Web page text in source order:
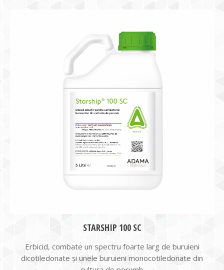
STARSHIP 100 SC
Erbicid, combate un spectru foarte larg de buruieni
dicotiledonate și unele buruieni monocotiledonate din